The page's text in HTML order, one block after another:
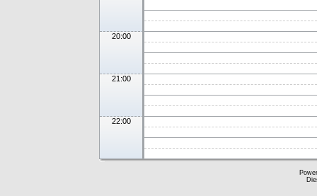
20:00
21:00
22:00